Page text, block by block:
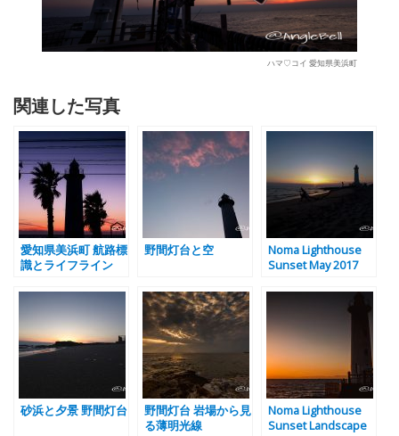
ハマ♡コイ 愛知県美浜町
関連した写真
愛知県美浜町 航路標
識とライフライン
野間灯台と空
Noma Lighthouse
Sunset May 2017
砂浜と夕景 野間灯台
野間灯台 岩場から見
る薄明光線
Noma Lighthouse
Sunset Landscape